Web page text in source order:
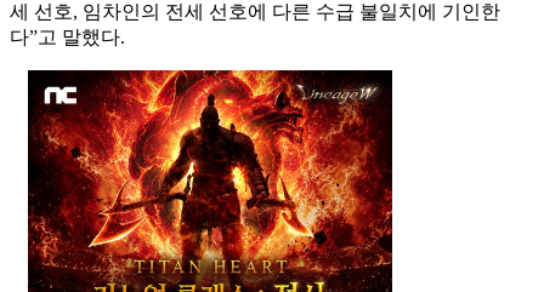
세 선호, 임차인의 전세 선호에 다른 수급 불일치에 기인한
다”고 말했다.